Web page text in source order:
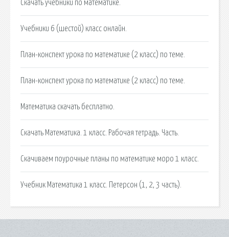
Скачать учебники по математике.
Учебники 6 (шестой) класс онлайн.
План-конспект урока по математике (2 класс) по теме.
План-конспект урока по математике (2 класс) по теме.
Математика скачать бесплатно.
Скачать Математика. 1 класс. Рабочая тетрадь. Часть.
Скачиваем поурочные планы по математике моро 1 класс.
Учебник Математика 1 класс. Петерсон (1, 2, 3 часть).